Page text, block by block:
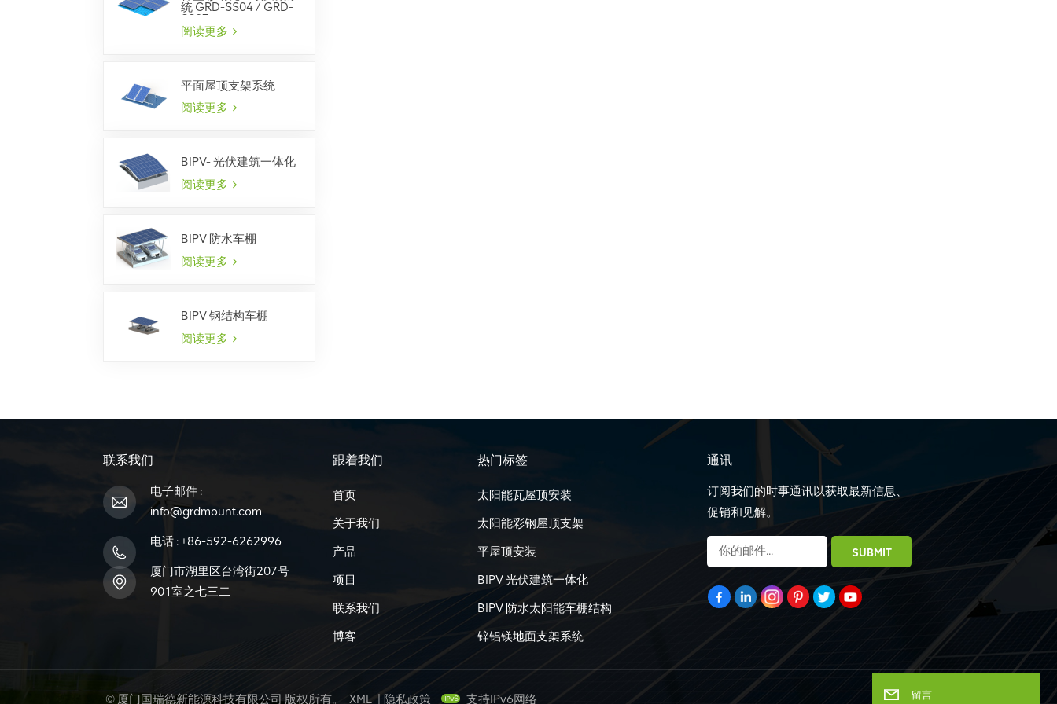
统 GRD-SS04 / GRD-
SS07
阅读更多
平面屋顶支架系统
阅读更多
BIPV- 光伏建筑一体化
阅读更多
BIPV 防水车棚
阅读更多
BIPV 钢结构车棚
阅读更多
联系我们
电子邮件 :
info@grdmount.com
电话 :+86-592-6262996
厦门市湖里区台湾街207号
901室之七三二
跟着我们
首页
关于我们
产品
项目
联系我们
博客
热门标签
太阳能瓦屋顶安装
太阳能彩钢屋顶支架
平屋顶安装
BIPV 光伏建筑一体化
BIPV 防水太阳能车棚结构
锌铝镁地面支架系统
通讯
订阅我们的时事通讯以获取最新信息、
促销和见解。
© 厦门国瑞德新能源科技有限公司 版权所有。 XML | 隐私政策 支持IPv6网络 留言